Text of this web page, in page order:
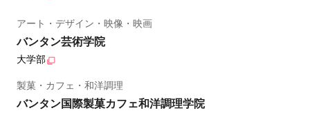
アート・デザイン・映像・映画
バンタン芸術学院
大学部
製菓・カフェ・和洋調理
バンタン国際製菓カフェ和洋調理学院